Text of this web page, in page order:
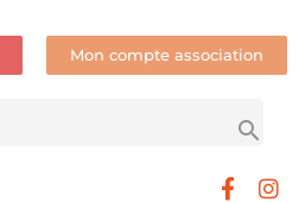
Mon compte association